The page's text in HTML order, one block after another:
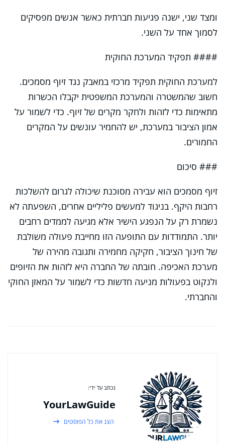
ומצד שני, ישנה פגיעות חברתית כאשר אנשים מפסיקים
לסמוך אחד על השני.
#### תפקיד המערכת החוקית
למערכת החוקית תפקיד מרכזי במאבק נגד זיוף מסמכים.
חשוב שהמשטרה והמערכת המשפטית יקבלו הכשרות
מתאימות כדי לזהות ולחקר מקרים של זיוף. כדי לשמור על
אמון הציבור במערכת, יש להחמיר עונשים על המקרים
החמורים.
### סיכום
זיוף מסמכים הוא עבירה מסוכנת שיכולה לגרום להשלכות
רחבות היקף. בניגוד למעשים פליליים אחרים, השפעתה לא
נשמרת רק על הנפגע הישיר אלא מגיעה לממדים רחבים
יותר. התמודדות עם התופעה הזו מחייבת פעולה משולבת
של חינוך הציבור, חקיקה מחמירה ותגובה מהירה של
מערכת האכיפה. חובתה של החברה היא לזהות את הזיופים
ולנקוט בפעולות מניעה חדשות כדי לשמור על המאזן החוקי
והחברתי.
נכתב על ידי:
YourLawGuide
הצג את כל הפוסטים